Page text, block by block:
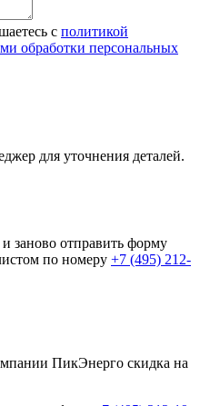
с политикой
обработки персональных
для уточнения деталей.
заново отправить форму
по номеру +7 (495) 212-
ПикЭнерго скидка на